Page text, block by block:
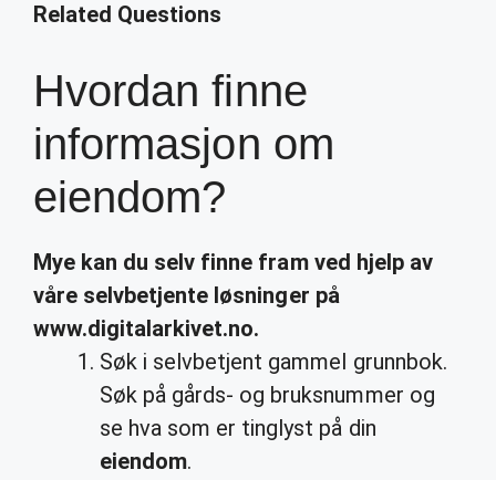
Related Questions
Hvordan finne
informasjon om
eiendom?
Mye kan du selv finne fram ved hjelp av
våre selvbetjente løsninger på
www.digitalarkivet.no.
Søk i selvbetjent gammel grunnbok.
Søk på gårds- og bruksnummer og
se hva som er tinglyst på din
eiendom.